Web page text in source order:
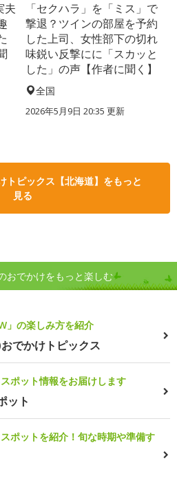
夫
「セクハラ」を「ミス」で
撃退？ツインの部屋を予約
した上司、女性部下の切れ
味鋭い反撃にに「スカッと
した」の声【作者に聞く】
全国
2026年5月9日 20:35 更新
トピックス【北海道】をもっと
見る
おでかけをもっと楽しむ
」の楽しみ方を紹介
でかけトピックス
ポット情報をお届けします
ット
ポットを紹介！旬な時期や準備す